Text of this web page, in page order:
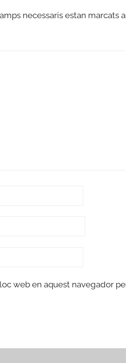
necessaris estan marcats
web en aquest navegador